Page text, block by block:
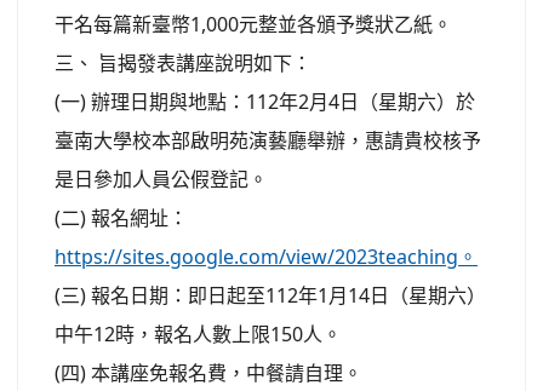
干名每篇新臺幣1,000元整並各頒予獎狀乙紙。
三、 旨揭發表講座說明如下：
(一) 辦理日期與地點：112年2月4日（星期六）於
臺南大學校本部啟明苑演藝廳舉辦，惠請貴校核予
是日參加人員公假登記。
(二) 報名網址：
https://sites.google.com/view/2023teaching。
(三) 報名日期：即日起至112年1月14日（星期六）
中午12時，報名人數上限150人。
(四) 本講座免報名費，中餐請自理。